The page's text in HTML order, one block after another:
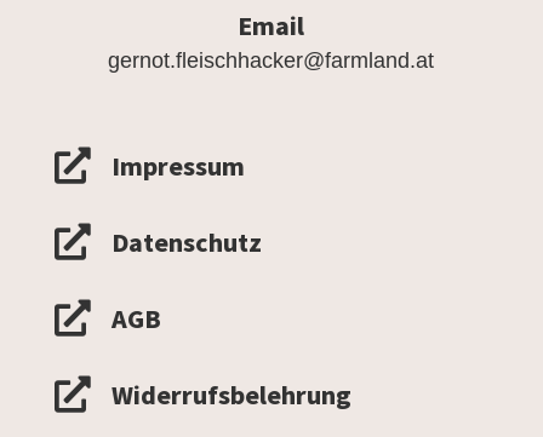
Email
gernot.fleischhacker@farmland.at
 Impressum
 Datenschutz
 AGB
 Widerrufsbelehrung